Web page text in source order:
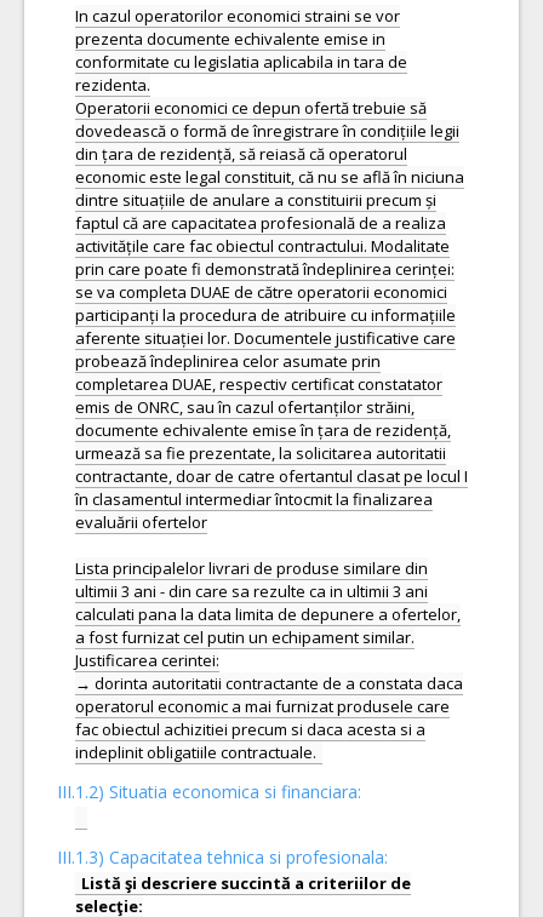
In cazul operatorilor economici straini se vor
prezenta documente echivalente emise in
conformitate cu legislatia aplicabila in tara de
rezidenta.
Operatorii economici ce depun ofertă trebuie să
dovedească o formă de înregistrare în condițiile legii
din țara de rezidență, să reiasă că operatorul
economic este legal constituit, că nu se află în niciuna
dintre situațiile de anulare a constituirii precum și
faptul că are capacitatea profesională de a realiza
activitățile care fac obiectul contractului. Modalitate
prin care poate fi demonstrată îndeplinirea cerinței:
se va completa DUAE de către operatorii economici
participanți la procedura de atribuire cu informațiile
aferente situației lor. Documentele justificative care
probează îndeplinirea celor asumate prin
completarea DUAE, respectiv certificat constatator
emis de ONRC, sau în cazul ofertanților străini,
documente echivalente emise în țara de rezidență,
urmează sa fie prezentate, la solicitarea autoritatii
contractante, doar de catre ofertantul clasat pe locul I
în clasamentul intermediar întocmit la finalizarea
evaluării ofertelor
Lista principalelor livrari de produse similare din
ultimii 3 ani - din care sa rezulte ca in ultimii 3 ani
calculati pana la data limita de depunere a ofertelor,
a fost furnizat cel putin un echipament similar.
Justificarea cerintei:
→ dorinta autoritatii contractante de a constata daca
operatorul economic a mai furnizat produsele care
fac obiectul achizitiei precum si daca acesta si a
III.1.2) Situatia economica si financiara:
III.1.3) Capacitatea tehnica si profesionala:
Listă şi descriere succintă a criteriilor de